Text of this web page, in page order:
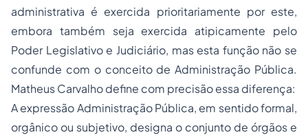
administrativa é exercida prioritariamente por este,
embora também seja exercida atipicamente pelo
Poder Legislativo e Judiciário, mas esta função não se
confunde com o conceito de Administração Pública.
Matheus Carvalho define com precisão essa diferença:
A expressão Administração Pública, em sentido formal,
orgânico ou subjetivo, designa o conjunto de órgãos e